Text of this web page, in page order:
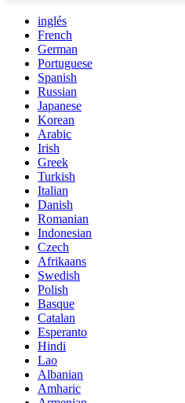
inglés
French
German
Portuguese
Spanish
Russian
Japanese
Korean
Arabic
Irish
Greek
Turkish
Italian
Danish
Romanian
Indonesian
Czech
Afrikaans
Swedish
Polish
Basque
Catalan
Esperanto
Hindi
Lao
Albanian
Amharic